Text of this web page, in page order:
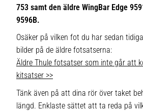
753 samt den äldre WingBar Edge
9596B.
Osäker på vilken fot du har sedan
bilder på de äldre fotsatserna:
Äldre Thule fotsatser som inte går att
kitsatser >>
Tänk även på att dina rör över taket
längd. Enklaste sättet att ta reda på